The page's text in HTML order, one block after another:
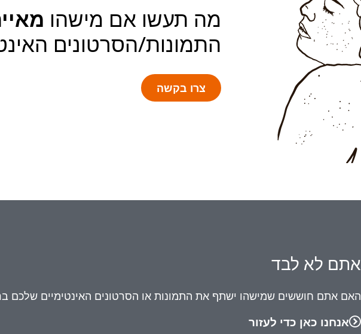
מה תעשו אם מישהו
התמונות/הסרטונים
צרו בקשה
אתם לא לבד
האם אתם חוששים שמישהו ישתף את התמונות או הסרטונים האינטימיים שלכם
אנחנו כאן כדי לעזור